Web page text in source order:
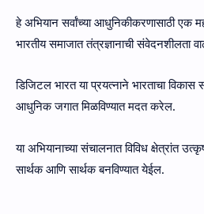
हे अभियान सर्वांच्या आधुनिकीकरणासाठी एक
भारतीय समाजात तंत्रज्ञानाची संवेदनशीलता
डिजिटल भारत या प्रयत्नाने भारताचा विकास
आधुनिक जगात मिळविण्यात मदत करेल.
या अभियानाच्या संचालनात विविध क्षेत्रांत
सार्थक आणि सार्थक बनविण्यात येईल.